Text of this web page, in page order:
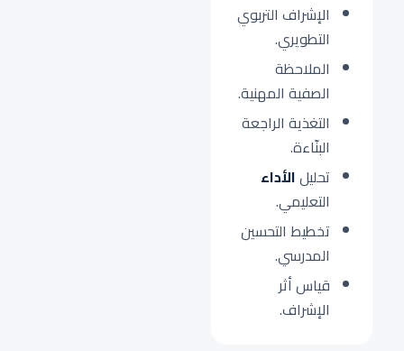
الإشراف التربوي
التطويري.
الملاحظة
الصفية المهنية.
التغذية الراجعة
البنّاءة.
تحليلالأداء
التعليمي.
تخطيط التحسين
المدرسي.
قياس أثر
الإشراف.